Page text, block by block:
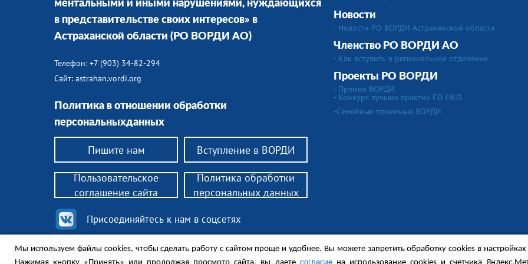
ментальными и иными нарушениями, нуждающихся
в представительстве своих интересов» в
Астраханской области (РО ВОРДИ АО)
Телефон: +7 (903) 34-82-294
Сайт: astrahan.vordi.org
Пишите нам Вступление в ВОРДИ
© 2018 РО ВОРДИ АО — помощь родителям детей-инвалидов,
Новости
- Новости РО ВОРДИ Астраханской области
Членство РО ВОРДИ АО
- Как вступить в региональное отделение
Проекты РО ВОРДИ
- Премия ВОРДИ
- Конкурс лучших практик СО НКО
-Семейные приемные ВОРДИ
Присоединяйтесь к нам в соцсетях
Политика в отношении обработки
персональныхданных
Пользовательское
соглашение сайта
Политика обработки
персональных данных
Мы используем файлы cookies, чтобы сделать работу с сайтом проще и удобнее. Вы можете запретить обработку сookies в настройках
согласие